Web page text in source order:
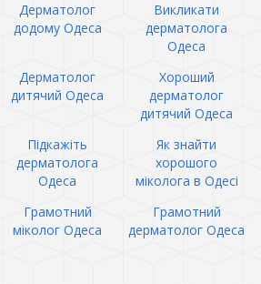
Дерматолог
додому Одеса
Викликати
дерматолога
Одеса
Дерматолог
дитячий Одеса
Хороший
дерматолог
дитячий Одеса
Підкажіть
дерматолога
Одеса
Як знайти
хорошого
міколога в Одесі
Грамотний
міколог Одеса
Грамотний
дерматолог Одеса